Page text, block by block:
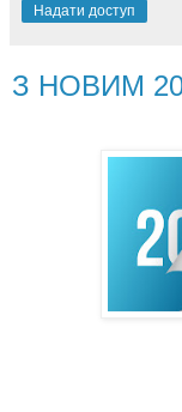
Надати доступ
З НОВИМ